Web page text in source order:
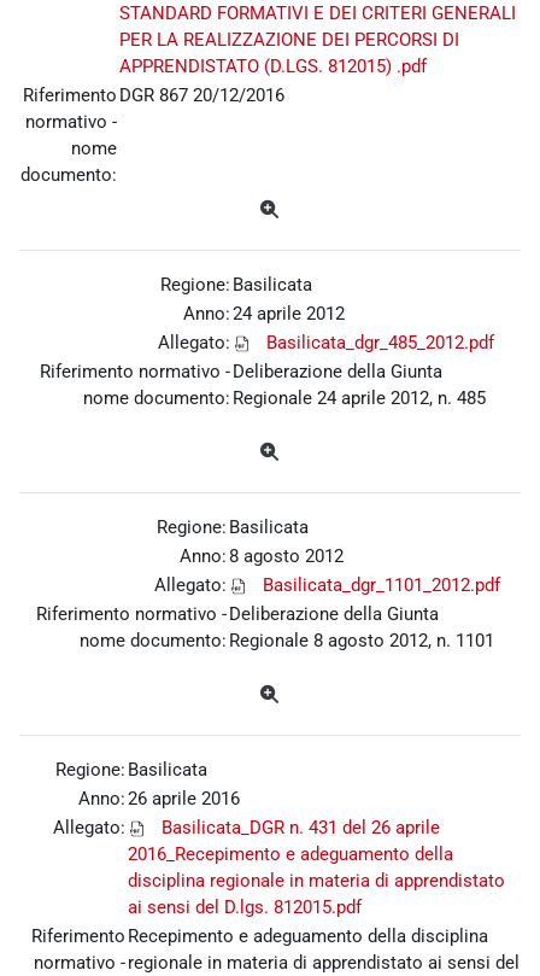
STANDARD FORMATIVI E DEI CRITERI GENERALI
PER LA REALIZZAZIONE DEI PERCORSI DI
APPRENDISTATO (D.LGS. 812015) .pdf
Riferimento
normativo -
nome
documento:
DGR 867 20/12/2016
Regione: Basilicata
Anno:24 aprile 2012
Allegato:
Basilicata_dgr_485_2012.pdf
Riferimento normativo -
nome documento:
Deliberazione della Giunta
Regionale 24 aprile 2012, n. 485
Regione: Basilicata
Anno:8 agosto 2012
Allegato:
Basilicata_dgr_1101_2012.pdf
Riferimento normativo -
nome documento:
Deliberazione della Giunta
Regionale 8 agosto 2012, n. 1101
Regione: Basilicata
Anno:26 aprile 2016
Allegato:
Basilicata_DGR n. 431 del 26 aprile
2016_Recepimento e adeguamento della
disciplina regionale in materia di apprendistato
ai sensi del D.lgs. 812015.pdf
Riferimento
normativo -
Recepimento e adeguamento della disciplina
regionale in materia di apprendistato ai sensi del